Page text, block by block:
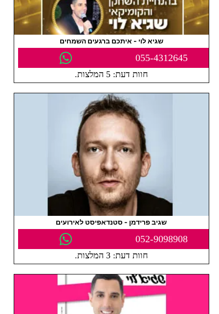
שגיא לוי - איתכם ברגעים השמחים
055-4312645
חוות דעת: 5 המלצות.
שגיב פרידמן - סטנדאפיסט לאירועים
052-9098908
חוות דעת: 3 המלצות.